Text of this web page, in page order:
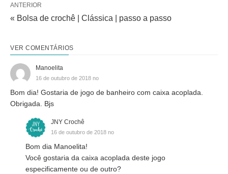
ANTERIOR
« Bolsa de crochê | Clássica | passo a passo
VER COMENTÁRIOS
Manoelita
16 de outubro de 2018 no
Bom dia! Gostaria de jogo de banheiro com caixa acoplada.
Obrigada. Bjs
JNY Crochê
16 de outubro de 2018 no
Bom dia Manoelita!
Você gostaria da caixa acoplada deste jogo
especificamente ou de outro?